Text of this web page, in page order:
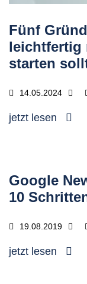
Fünf
leichtfertig
starten
14.05.2024
jetzt lesen
Google
10
19.08.2019
jetzt lesen